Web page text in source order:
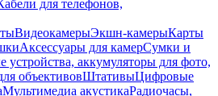
для телефонов,
ВидеокамерыЭкшн-камерыКарты
Аксессуары для камерСумки и
устройства, аккумуляторы для фото,
объективовШтативыЦифровые
Мультимедиа акустикаРадиочасы,